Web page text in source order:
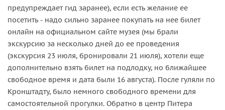
предупреждает гид заранее), если есть желание ее
посетить - надо сильно заранее покупать на нее билет
онлайн на официальном сайте музея (мы брали
экскурсию за несколько дней до ее проведения
(экскурсия 23 июля, бронировали 21 июля), хотели еще
дополнительно взять билет на подлодку, но ближайшее
свободное время и дата были 16 августа). После гуляли по
Кронштадту, было немного свободного времени для
самостоятельной прогулки. Обратно в центр Питера